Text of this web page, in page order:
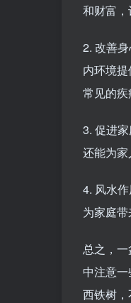
和财富，
2. 改善
内环境
常见的疾
3. 促进
还能为
4. 风水
为家庭
总之，
中注意
西铁树，